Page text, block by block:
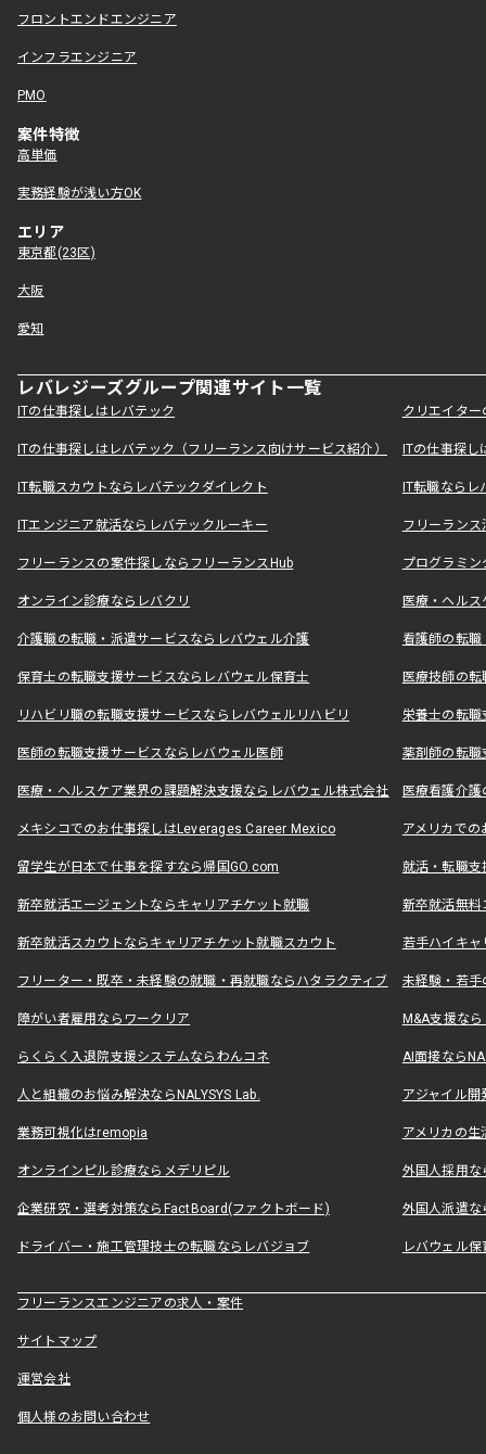
フロントエンドエンジニア
インフラエンジニア
PMO
案件特徴
高単価
実務経験が浅い方OK
エリア
東京都(23区)
大阪
愛知
レバレジーズグループ関連サイト一覧
ITの仕事探しはレバテック クリエイタ
ITの仕事探しはレバテック（フリーランス向けサービス紹介） ITの仕事探
IT転職スカウトならレバテックダイレクト IT転職なら
ITエンジニア就活ならレバテックルーキー フリーラン
フリーランスの案件探しならフリーランスHub プログラミ
オンライン診療ならレバクリ 医療・ヘル
介護職の転職・派遣サービスならレバウェル介護 看護師の転
保育士の転職支援サービスならレバウェル保育士 医療技師の
リハビリ職の転職支援サービスならレバウェルリハビリ 栄養士の転
医師の転職支援サービスならレバウェル医師 薬剤師の転
医療・ヘルスケア業界の課題解決支援ならレバウェル株式会社 医療看護介
メキシコでのお仕事探しはLeverages Career Mexico アメリカで
留学生が日本で仕事を探すなら帰国GO.com 就活・転職
新卒就活エージェントならキャリアチケット就職 新卒就活無料
新卒就活スカウトならキャリアチケット就職スカウト 若手ハイキ
フリーター・既卒・未経験の就職・再就職ならハタラクティブ 未経験・若手
障がい者雇用ならワークリア M&A支援な
らくらく入退院支援システムならわんコネ AI面接なら
人と組織のお悩み解決ならNALYSYS Lab. アジャイル
業務可視化はremopia アメリカの
オンラインピル診療ならメデリピル 外国人採用
企業研究・選考対策ならFactBoard(ファクトボード) 外国人派遣な
ドライバー・施工管理技士の転職ならレバジョブ レバウェル
フリーランスエンジニアの求人・案件
サイトマップ
運営会社
個人様のお問い合わせ